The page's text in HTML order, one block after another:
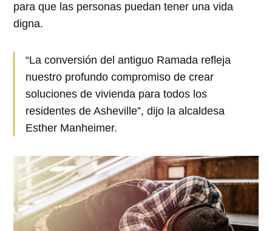
para que las personas puedan tener una vida
digna.
“La conversión del antiguo Ramada refleja
nuestro profundo compromiso de crear
soluciones de vivienda para todos los
residentes de Asheville”, dijo la alcaldesa
Esther Manheimer.